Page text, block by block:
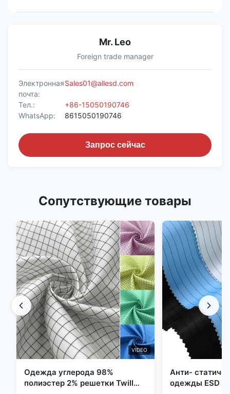
Mr. Leo
Foreign trade manager
Электронная
почта:
Sales01@allesd.com
Тел.:
+86-15050190746
WhatsApp:
8615050190746
Запрос сейчас
Сопутствующие товары
VIDEO
Одежда углерода 98%
полиэстер 2% решетки Twill
Анти-
одежды ESD